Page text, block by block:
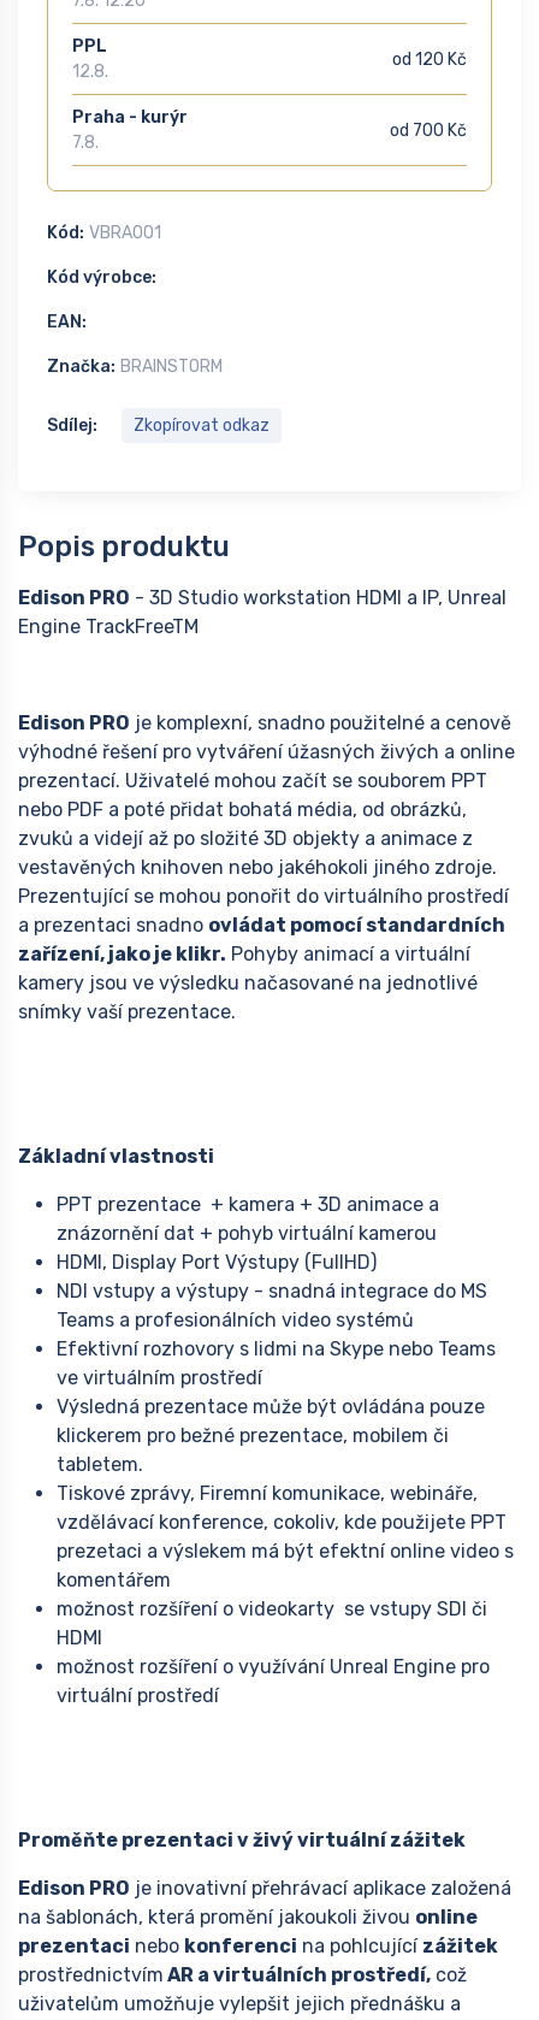
PPL
12.8.
od 120 Kč
Praha - kurýr
7.8.
od 700 Kč
Kód: VBRA001
Kód výrobce:
EAN:
Značka: BRAINSTORM
Sdílej: Zkopírovat odkaz
Popis produktu
Edison PRO - 3D Studio workstation HDMI a IP, Unreal
Engine TrackFreeTM
Edison PRO je komplexní, snadno použitelné a cenově
výhodné řešení pro vytváření úžasných živých a online
prezentací. Uživatelé mohou začít se souborem PPT
nebo PDF a poté přidat bohatá média, od obrázků,
zvuků a videjí až po složité 3D objekty a animace z
vestavěných knihoven nebo jakéhokoli jiného zdroje.
Prezentující se mohou ponořit do virtuálního prostředí
a prezentaci snadno ovládat pomocí standardních
zařízení, jako je klikr. Pohyby animací a virtuální
kamery jsou ve výsledku načasované na jednotlivé
snímky vaší prezentace.
Základní vlastnosti
PPT prezentace + kamera + 3D animace a
znázornění dat + pohyb virtuální kamerou
HDMI, Display Port Výstupy (FullHD)
NDI vstupy a výstupy - snadná integrace do MS
Teams a profesionálních video systémů
Efektivní rozhovory s lidmi na Skype nebo Teams
ve virtuálním prostředí
Výsledná prezentace může být ovládána pouze
klickerem pro bežné prezentace, mobilem či
tabletem.
Tiskové zprávy, Firemní komunikace, webináře,
vzdělávací konference, cokoliv, kde použijete PPT
prezetaci a výslekem má být efektní online video s
komentářem
možnost rozšíření o videokarty se vstupy SDI či
HDMI
možnost rozšíření o využívání Unreal Engine pro
virtuální prostředí
Proměňte prezentaci v živý virtuální zážitek
Edison PRO je inovativní přehrávací aplikace založená
na šablonách, která promění jakoukoli živou online
prezentaci nebo konferenci na pohlcující zážitek
prostřednictvím AR a virtuálních prostředí, což
uživatelům umožňuje vylepšit jejich přednášku a